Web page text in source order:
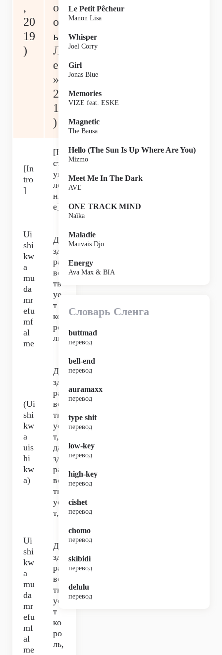
,
20
19
)
ор
ол
ь
Л
ев
»,
20
19
)
[In
tro
]
[В
ст
уп
ле
ни
е]
Ui
shi
kw
a
mu
da
mr
efu
mf
al
me
Да
зд
ра
вс
тв
уе
т
ко
ро
ль,
(Ui
shi
kw
a
uis
hi
kw
a)
Да
зд
ра
вс
тв
уе
т,
да
зд
ра
вс
тв
уе
т,
Ui
shi
kw
a
mu
da
mr
efu
mf
al
me
Да
зд
ра
вс
тв
уе
т
ко
ро
ль,
Le Petit Pêcheur
Manon Lisa
Whisper
Joel Corry
Girl
Jonas Blue
Memories
VIZE feat. ESKE
Magnetic
The Bausa
Hello (The Sun Is Up Where Are You)
Mizmo
Meet Me In The Dark
AVE
ONE TRACK MIND
Naïka
Maladie
Mauvais Djo
Energy
Ava Max & BIA
Словарь Сленга
buttmad
перевод
bell-end
перевод
auramaxx
перевод
type shit
перевод
low-key
перевод
high-key
перевод
cishet
перевод
chomo
перевод
skibidi
перевод
delulu
перевод